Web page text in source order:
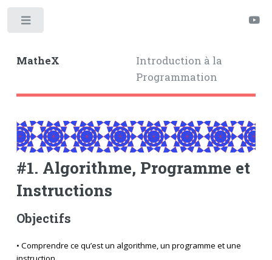
MatheX
Introduction à la
Programmation
#1. Algorithme, Programme et
Instructions
Objectifs
• Comprendre ce qu’est un algorithme, un programme et une